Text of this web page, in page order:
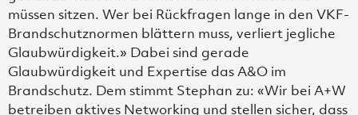
müssen sitzen. Wer bei Rückfragen lange in den VKF-
Brandschutznormen blättern muss, verliert jegliche
Glaubwürdigkeit.» Dabei sind gerade
Glaubwürdigkeit und Expertise das A&O im
Brandschutz. Dem stimmt Stephan zu: «Wir bei A+W
betreiben aktives Networking und stellen sicher, dass